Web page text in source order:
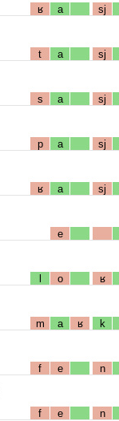
ʁ a sj
t a sj
s a sj
p a sj
ʁ a sj
e
l o ʁ
m a ʁ k
f e n
f e n